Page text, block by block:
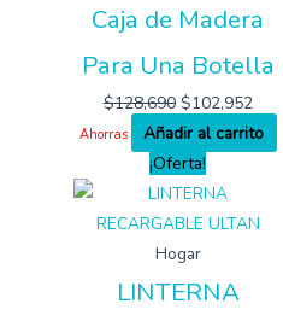
Caja de Madera
Para Una Botella
$128,690 $102,952
Ahorras
Añadir al carrito
¡Oferta!
Hogar
LINTERNA